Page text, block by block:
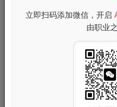
打码兼职：通过输入验证码
立即扫码添加微信，开启
由职业